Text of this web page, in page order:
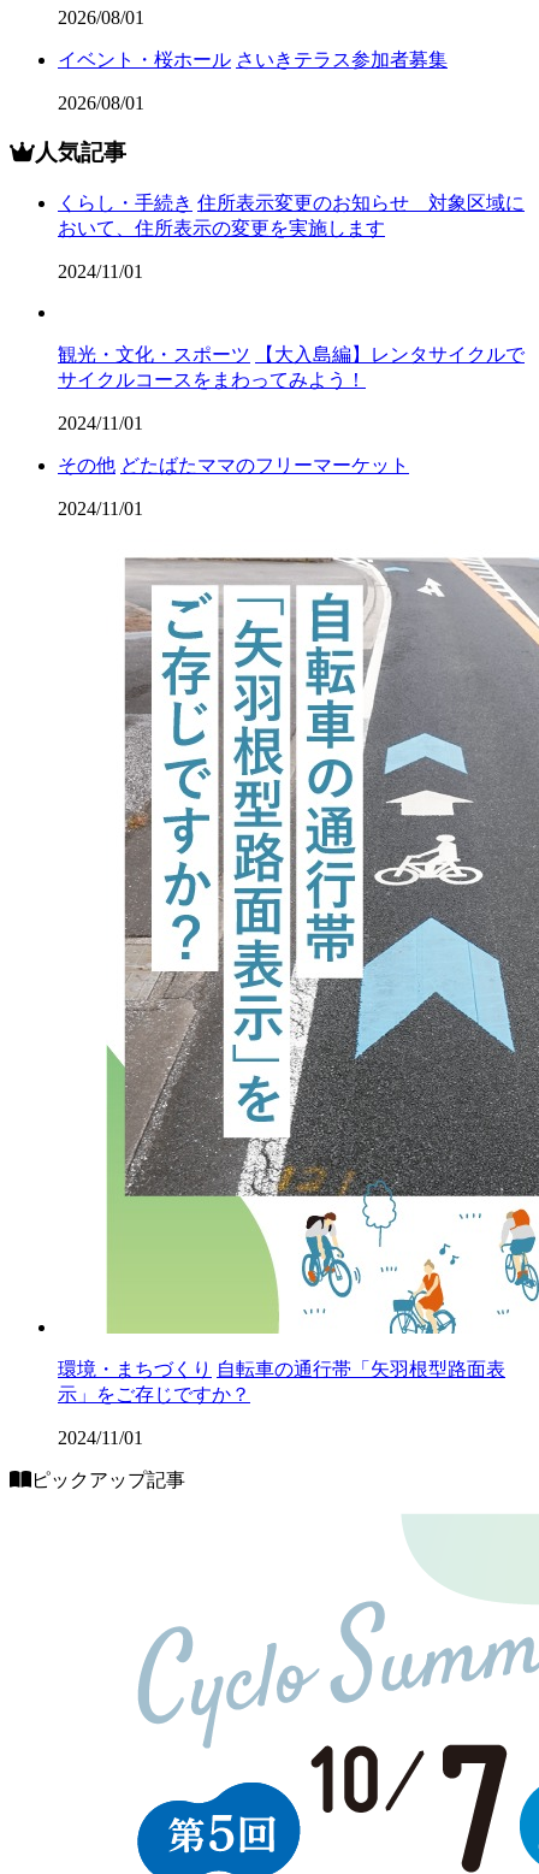
2026/08/01
イベント・桜ホール さいきテラス参加者募集
2026/08/01
人気記事
くらし・手続き 住所表示変更のお知らせ 対象区域に
おいて、住所表示の変更を実施します
2024/11/01
観光・文化・スポーツ
【大入島編】レンタサイクルで
サイクルコースをまわってみよう！
2024/11/01
その他 どたばたママのフリーマーケット
2024/11/01
環境・まちづくり 自転車の通行帯「矢羽根型路面表
示」をご存じですか？
2024/11/01
ピックアップ記事